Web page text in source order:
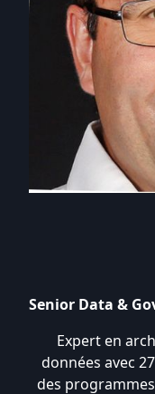
Senior Data &
Expert en
données avec
des